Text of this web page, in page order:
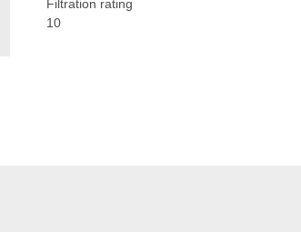
Filtration rating
10